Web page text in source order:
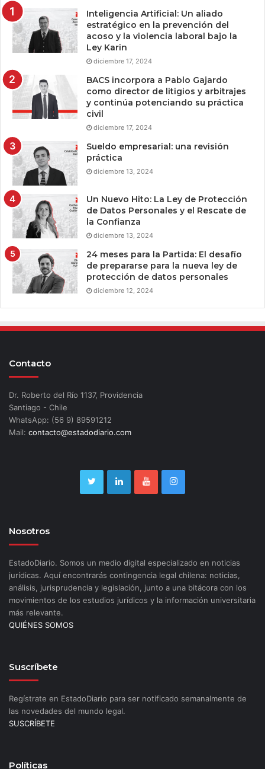
Inteligencia Artificial: Un aliado
estratégico en la prevención del
acoso y la violencia laboral bajo la
Ley Karin
diciembre 17, 2024
BACS incorpora a Pablo Gajardo
como director de litigios y arbitrajes
y continúa potenciando su práctica
civil
diciembre 17, 2024
Sueldo empresarial: una revisión
práctica
diciembre 13, 2024
Un Nuevo Hito: La Ley de Protección
de Datos Personales y el Rescate de
la Confianza
diciembre 13, 2024
24 meses para la Partida: El desafío
de prepararse para la nueva ley de
protección de datos personales
diciembre 12, 2024
Contacto
Dr. Roberto del Río 1137, Providencia
Santiago - Chile
WhatsApp: (56 9) 89591212
Mail: contacto@estadodiario.com
Nosotros
EstadoDiario. Somos un medio digital especializado en noticias
jurídicas. Aquí encontrarás contingencia legal chilena: noticias,
análisis, jurisprudencia y legislación, junto a una bitácora con los
movimientos de los estudios jurídicos y la información universitaria
más relevante.
QUIÉNES SOMOS
Suscríbete
Regístrate en EstadoDiario para ser notificado semanalmente de
las novedades del mundo legal.
SUSCRÍBETE
Políticas